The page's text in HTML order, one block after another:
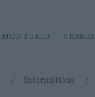
MONTURES VERRES
/ Informations /